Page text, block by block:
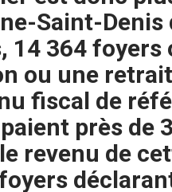
Saint-Denis
14 364 foyers
ou une
fiscal de
près de
revenu de